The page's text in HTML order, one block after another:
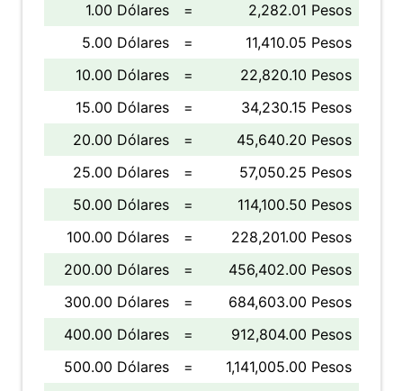
1.00 Dólares =
2,282.01 Pesos
5.00 Dólares
=
11,410.05 Pesos
10.00 Dólares
=
22,820.10 Pesos
15.00 Dólares
=
34,230.15 Pesos
20.00 Dólares
=
45,640.20 Pesos
25.00 Dólares
=
57,050.25 Pesos
50.00 Dólares
=
114,100.50 Pesos
100.00 Dólares
=
228,201.00 Pesos
200.00 Dólares
=
456,402.00 Pesos
300.00 Dólares
=
684,603.00 Pesos
400.00 Dólares
=
912,804.00 Pesos
500.00 Dólares
=
1,141,005.00 Pesos